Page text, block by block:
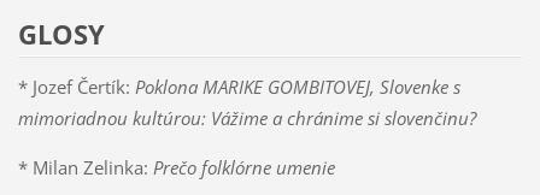
GLOSY
* Jozef Čertík: Poklona MARIKE GOMBITOVEJ, Slovenke s
mimoriadnou kultúrou: Vážime a chránime si slovenčinu?
* Milan Zelinka: Prečo folklórne umenie